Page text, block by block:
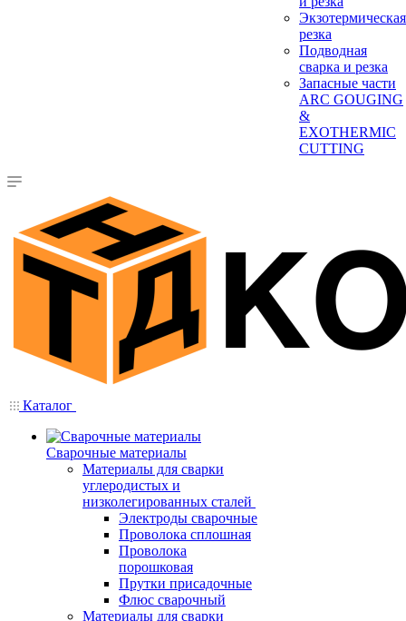
Экзотермическая
резка
Подводная
сварка и резка
Запасные части
ARC GOUGING
&
EXOTHERMIC
CUTTING
Каталог
Сварочные материалы
Материалы для сварки
углеродистых и
низколегированных сталей
Электроды сварочные
Проволока сплошная
Проволока
порошковая
Прутки присадочные
Флюс сварочный
Материалы для сварки